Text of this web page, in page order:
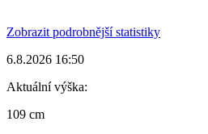
Zobrazit podrobnější statistiky
6.8.2026 16:50
Aktuální výška:
109 cm